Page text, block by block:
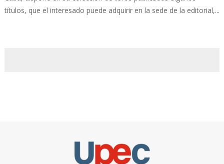
títulos, que el interesado puede adquirir en la sede de la editorial,...